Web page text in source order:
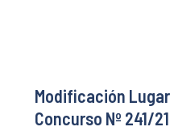
Modificación Lugar
Concurso Nº 241/21